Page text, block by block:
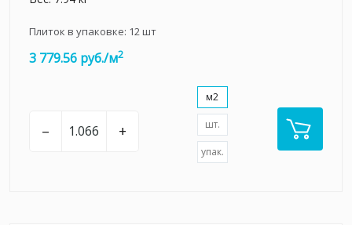
Плиток в упаковке: 12шт
3 779.56 руб./м2
– +
м2
шт.
упак.